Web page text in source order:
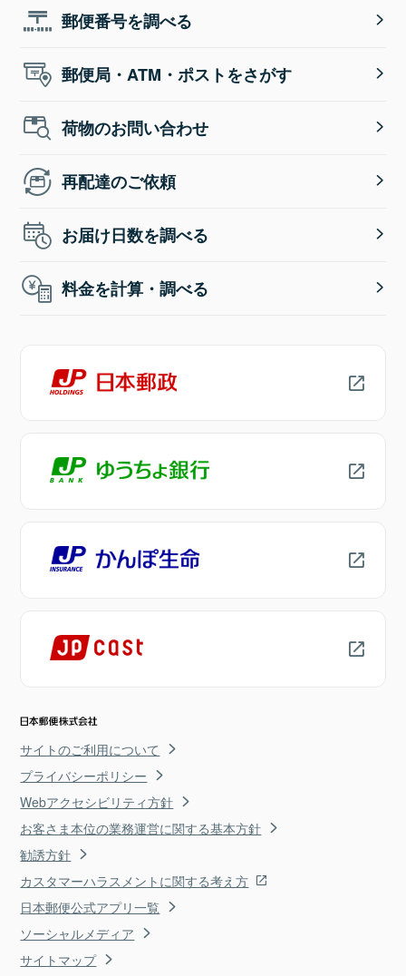
郵便番号を調べる
郵便局・ATM・ポストをさがす
荷物のお問い合わせ
再配達のご依頼
お届け日数を調べる
料金を計算・調べる
サイトのご利用について
プライバシーポリシー
Webアクセシビリティ方針
お客さま本位の業務運営に関する基本方針
勧誘方針
カスタマーハラスメントに関する考え方
日本郵便公式アプリ一覧
ソーシャルメディア
サイトマップ